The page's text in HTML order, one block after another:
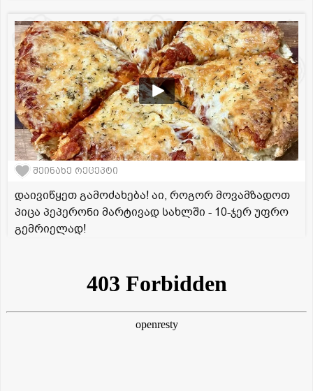
შეინახე რეცეპტი
დაივიწყეთ გამოძახება! აი, როგორ მოვამზადოთ
პიცა პეპერონი მარტივად სახლში - 10-ჯერ უფრო
გემრიელად!